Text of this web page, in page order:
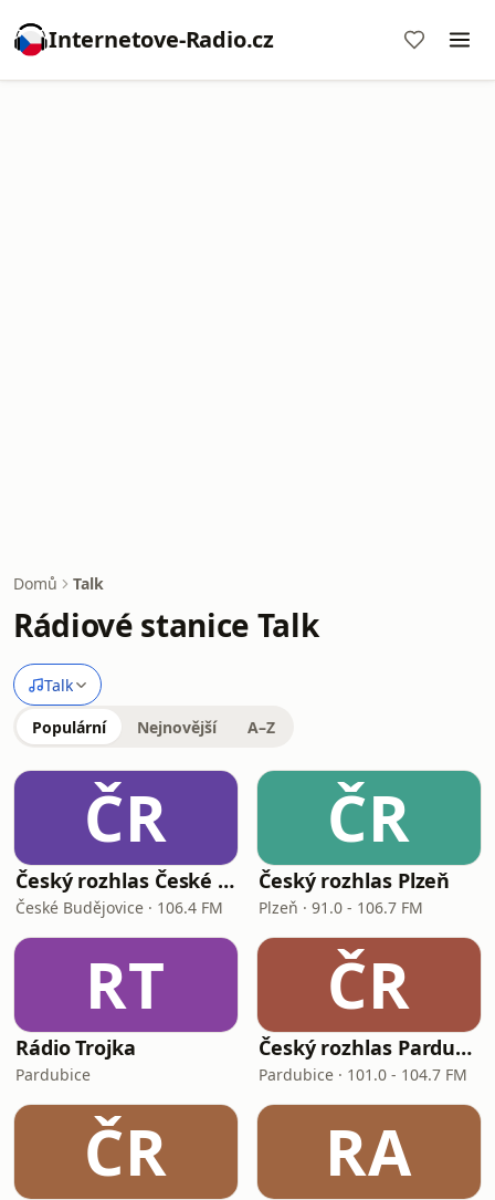
Internetove-Radio.cz
Domů Talk
Rádiové stanice Talk
Talk
Populární Nejnovější A–Z
ČR
Český rozhlas České Budějovice
České Budějovice · 106.4 FM
ČR
Český rozhlas Plzeň
Plzeň · 91.0 - 106.7 FM
RT
Rádio Trojka
Pardubice
ČR
Český rozhlas Pardubice
Pardubice · 101.0 - 104.7 FM
ČR RA